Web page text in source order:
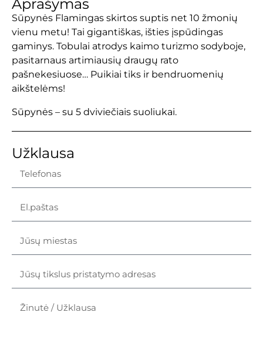
Aprašymas
Sūpynės Flamingas skirtos suptis net 10 žmonių
vienu metu! Tai gigantiškas, išties įspūdingas
gaminys. Tobulai atrodys kaimo turizmo sodyboje,
pasitarnaus artimiausių draugų rato
pašnekesiuose… Puikiai tiks ir bendruomenių
aikštelėms!
Sūpynės – su 5 dviviečiais suoliukai.
Užklausa